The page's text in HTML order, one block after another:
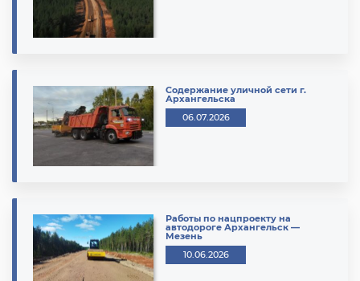
Содержание уличной сети г.
Архангельска
06.07.2026
Работы по нацпроекту на
автодороге Архангельск —
Мезень
10.06.2026